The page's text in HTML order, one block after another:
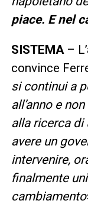
piace. E nel
SISTEMA–
convince
si continui a
all’anno e
alla ricerca di
avere un
intervenire,
finalmente
cambiamento